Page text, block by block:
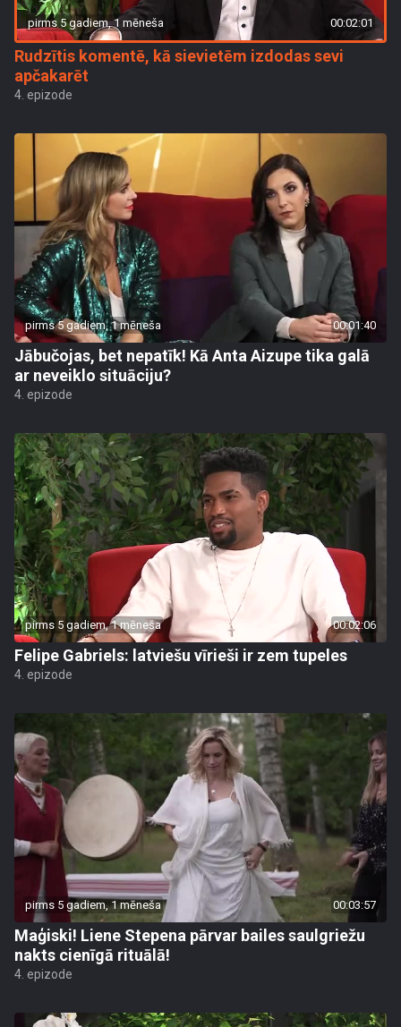
pirms 5 gadiem, 1 mēneša 00:02:01
Rudzītis komentē, kā sievietēm izdodas sevi
apčakarēt
4. epizode
pirms 5 gadiem, 1 mēneša 00:01:40
Jābučojas, bet nepatīk! Kā Anta Aizupe tika galā
ar neveiklo situāciju?
4. epizode
pirms 5 gadiem, 1 mēneša 00:02:06
Felipe Gabriels: latviešu vīrieši ir zem tupeles
4. epizode
pirms 5 gadiem, 1 mēneša 00:03:57
Maģiski! Liene Stepena pārvar bailes saulgriežu
nakts cienīgā rituālā!
4. epizode